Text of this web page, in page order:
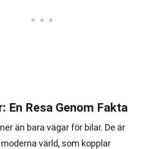
En Resa Genom Fakta
än bara vägar för bilar. De är
moderna värld, som kopplar